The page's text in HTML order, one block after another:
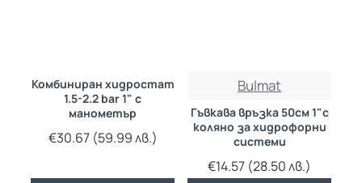
Комбиниран хидростат
1.5-2.2 bar 1" с
манометър
€30.67 (59.99 лв.)
Bulmat
Гъвкава връзка 50см 1"с
коляно за хидрофорни
системи
€14.57 (28.50 лв.)